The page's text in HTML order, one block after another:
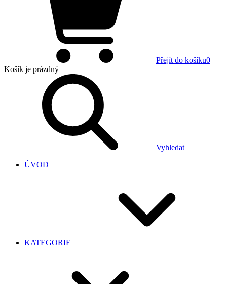
Přejít do košíku0
Košík je prázdný
Vyhledat
ÚVOD
KATEGORIE